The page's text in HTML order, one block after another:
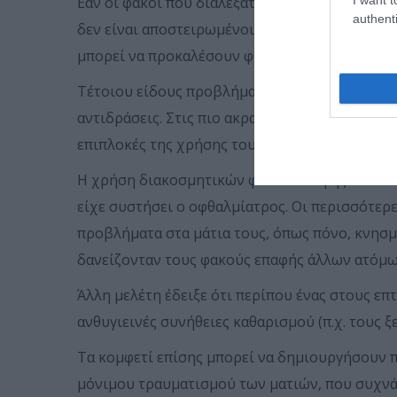
δεν είναι αποστειρωμένοι, μπορεί να
μπορεί να προκαλέσουν φθορά στα μάτια λόγω
Τέτοιου είδους προβλήματα μπορεί να έχουν
αντιδράσεις. Στις πιο ακραίες περιπτώσεις
επιπλοκές της χρήσης τους, τονίζει ο κ.
Η χρήση διακοσμητικών φακών επαφής είναι
είχε συστήσει ο οφθαλμίατρος. Οι
προβλήματα στα μάτια τους, όπως πόνο,
δανείζονταν τους φακούς επαφής άλλων
Άλλη μελέτη έδειξε ότι περίπου ένας στους
ανθυγιεινές συνήθειες καθαρισμού (π.χ. τους
Τα κομφετί επίσης μπορεί να δημιουργήσουν
μόνιμου τραυματισμού των ματιών, που